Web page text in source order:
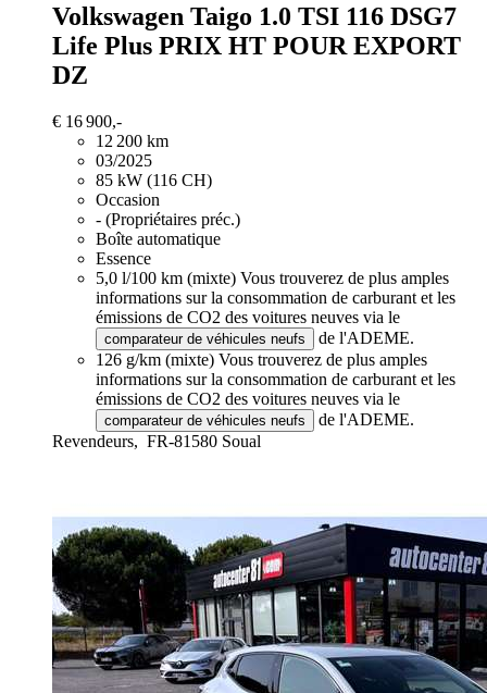
Volkswagen Taigo 1.0 TSI 116 DSG7
Life Plus PRIX HT POUR EXPORT
DZ
€ 16 900,-
12 200 km
03/2025
85 kW (116 CH)
Occasion
- (Propriétaires préc.)
Boîte automatique
Essence
5,0 l/100 km (mixte) Vous trouverez de plus amples
informations sur la consommation de carburant et les
émissions de CO2 des voitures neuves via le
comparateur de véhicules neufs
de l'ADEME.
126 g/km (mixte) Vous trouverez de plus amples
informations sur la consommation de carburant et les
émissions de CO2 des voitures neuves via le
comparateur de véhicules neufs
de l'ADEME.
Revendeurs, FR-81580 Soual